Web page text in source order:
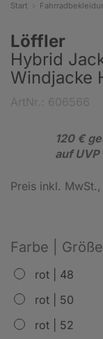
Start
Löffler
Hybrid
Windjacke
120 €
auf UVP
Preis inkl. MwSt.
Farbe |
rot | 48
rot | 50
rot | 52